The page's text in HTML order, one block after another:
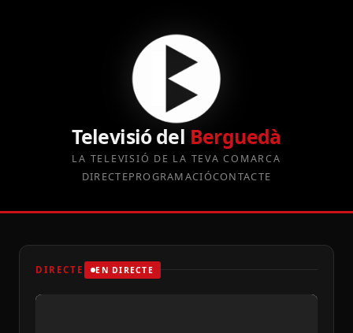
Televisió del Berguedà
LA TELEVISIÓ DE LA TEVA COMARCA
DIRECTEPROGRAMACIÓCONTACTE
DIRECTE EN DIRECTE